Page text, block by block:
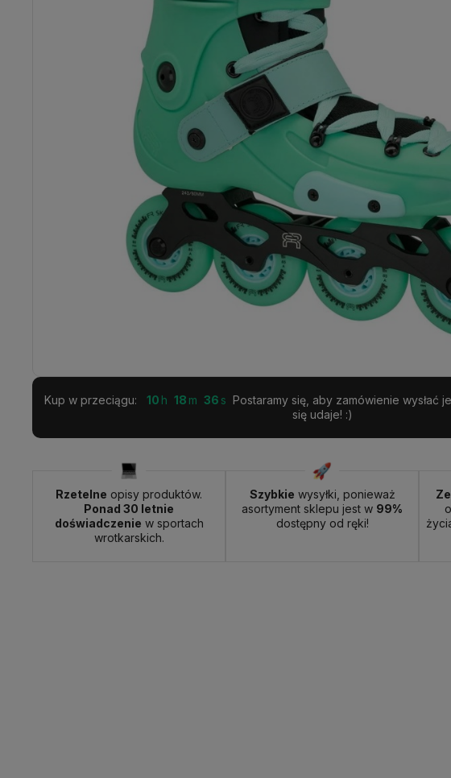
Kup w przeciągu: 10 18 35
Postaramy się, aby zamówienie wysłać
się udaje! :)
Rzetelne opisy produktów.
Ponad 30 letnie
doświadczenie w sportach
wrotkarskich.
Szybkie wysyłki, ponieważ
asortyment sklepu jest w 99%
dostępny od ręki!